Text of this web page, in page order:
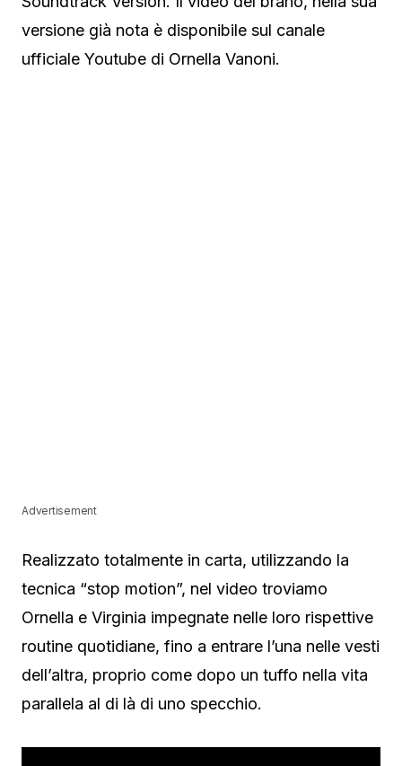
versione già nota è disponibile sul canale
ufficiale Youtube di Ornella Vanoni.
Advertisement
Realizzato totalmente in carta, utilizzando la
tecnica “stop motion”, nel video troviamo
Ornella e Virginia impegnate nelle loro rispettive
routine quotidiane, fino a entrare l’una nelle vesti
dell’altra, proprio come dopo un tuffo nella vita
parallela al di là di uno specchio.